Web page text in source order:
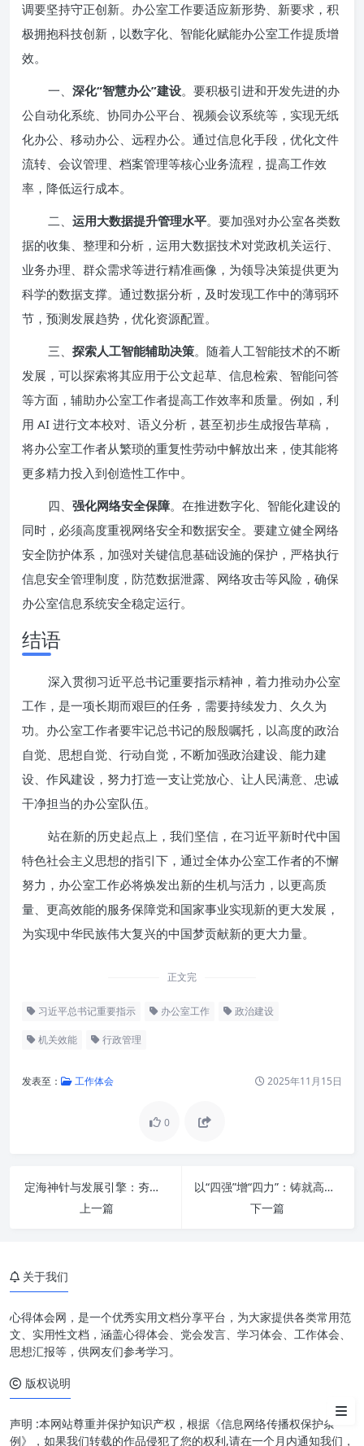
调要坚持守正创新。办公室工作要适应新形势、新要求，积
极拥抱科技创新，以数字化、智能化赋能办公室工作提质增
效。
一、 深化“智慧办公”建设。要积极引进和开发先进的办
公自动化系统、协同办公平台、视频会议系统等，实现无纸
化办公、移动办公、远程办公。通过信息化手段，优化文件
流转、会议管理、档案管理等核心业务流程，提高工作效
率，降低运行成本。
二、 运用大数据提升管理水平。要加强对办公室各类数
据的收集、整理和分析，运用大数据技术对党政机关运行、
业务办理、群众需求等进行精准画像，为领导决策提供更为
科学的数据支撑。通过数据分析，及时发现工作中的薄弱环
节，预测发展趋势，优化资源配置。
三、 探索人工智能辅助决策。随着人工智能技术的不断
发展，可以探索将其应用于公文起草、信息检索、智能问答
等方面，辅助办公室工作者提高工作效率和质量。例如，利
用 AI 进行文本校对、语义分析，甚至初步生成报告草稿，
将办公室工作者从繁琐的重复性劳动中解放出来，使其能将
更多精力投入到创造性工作中。
四、 强化网络安全保障。在推进数字化、智能化建设的
同时，必须高度重视网络安全和数据安全。要建立健全网络
安全防护体系，加强对关键信息基础设施的保护，严格执行
信息安全管理制度，防范数据泄露、网络攻击等风险，确保
办公室信息系统安全稳定运行。
结语
深入贯彻习近平总书记重要指示精神，着力推动办公室
工作，是一项长期而艰巨的任务，需要持续发力、久久为
功。办公室工作者要牢记总书记的殷殷嘱托，以高度的政治
自觉、思想自觉、行动自觉，不断加强政治建设、能力建
设、作风建设，努力打造一支让党放心、让人民满意、忠诚
干净担当的办公室队伍。
站在新的历史起点上，我们坚信，在习近平新时代中国
特色社会主义思想的指引下，通过全体办公室工作者的不懈
努力，办公室工作必将焕发出新的生机与活力，以更高质
量、更高效能的服务保障党和国家事业实现新的更大发展，
为实现中华民族伟大复兴的中国梦贡献新的更大力量。
正文完
习近平总书记重要指示 办公室工作 政治建设
机关效能 行政管理
发表至： 工作体会 2025年11月15日
0
定海神针与发展引擎：夯实政治思想，以实干担当重效率谱写发展新篇章
上一篇
以“四强”增“四力”：铸就高质量发展新篇章
下一篇
深刻领会核心要义，筑牢办公室
核心价值
严守纪律规矩，建设过硬作风队
伍
结语
关于我们
心得体会网，是一个优秀实用文档分享平台，为大家提供各类常用范
文、实用性文档，涵盖心得体会、党会发言、学习体会、工作体会、
思想汇报等，供网友们参考学习。
版权说明
声明 :本网站尊重并保护知识产权，根据《信息网络传播权保护条
例》，如果我们转载的作品侵犯了您的权利,请在一个月内通知我们，